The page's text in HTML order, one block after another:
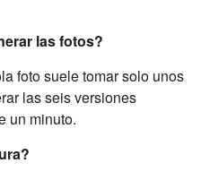
las fotos?
foto suele tomar solo unos
las seis versiones
un minuto.